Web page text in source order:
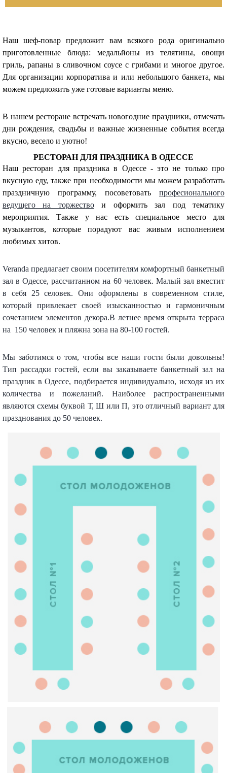
Наш шеф-повар предложит вам всякого рода оригинально
приготовленные блюда: медальйоны из телятины, овощи
гриль, рапаны в сливочном соусе с грибами и многое другое.
Для организации корпоратива и или небольшого банкета, мы
можем предложить уже готовые варианты меню.
В нашем ресторане встречать новогодние праздники, отмечать
дни рождения, свадьбы и важные жизненные события всегда
вкусно, весело и уютно!
РЕСТОРАН ДЛЯ ПРАЗДНИКА В ОДЕССЕ
Наш ресторан для праздника в Одессе - это не только про
вкусную еду, также при необходимости мы можем разработать
праздничную программу, посоветовать професионального
ведущего на торжествои оформить зал под тематику
мероприятия. Также у нас есть специальное место для
музыкантов, которые порадуют вас живым исполнением
любимых хитов.
Veranda предлагает своим посетителям комфортный банкетный
зал в Одессе, рассчитанном на 60 человек. Малый зал вместит
в себя 25 селовек. Они оформлены в современном стиле,
который привлекает своей изысканностью и гармоничным
сочетанием элементов декора.В летнее время открыта терраса
на 150 человек и пляжна зона на 80-100 гостей.
Мы заботимся о том, чтобы все наши гости были довольны!
Тип рассадки гостей, если вы заказываете банкетный зал на
праздник в Одессе, подбирается индивидуально, исходя из их
количества и пожеланий. Наиболее распространенными
являются схемы буквой Т, Ш или П, это отличный вариант для
празднования до 50 человек.